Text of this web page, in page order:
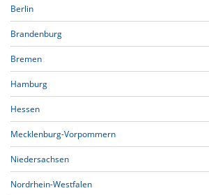
Berlin
Brandenburg
Bremen
Hamburg
Hessen
Mecklenburg-Vorpommern
Niedersachsen
Nordrhein-Westfalen